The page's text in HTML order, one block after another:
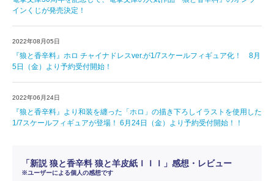
インくじが発売決定！
2022年08月05日
『狼と香辛料』ホロ チャイナドレスver.が1/7スケールフィギュア化！ 8月
5日（金）より予約受付開始！
2022年06月24日
『狼と香辛料』より和装を纏った「ホロ」の描き下ろしイラストを使用した
1/7スケールフィギュアが登場！ 6月24日（金）より予約受付開始！！
「新説 狼と香辛料 狼と羊皮紙ＩＩＩ」感想・レビュー
※ユーザーによる個人の感想です